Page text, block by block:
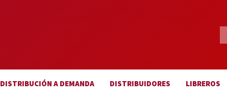
DISTRIBUCIÓN A DEMANDA DISTRIBUIDORES LIBREROS